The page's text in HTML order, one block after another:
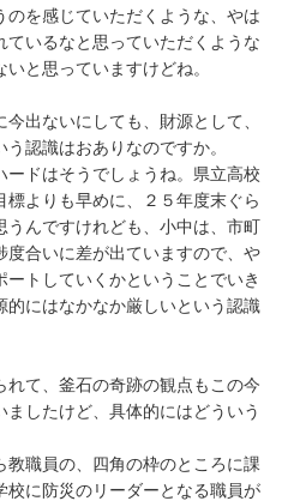
のを感じていただくような、やは
ているなと思っていただくような
と思っていますけどね。
出ないにしても、財源として、
認識はおありなのですか。
ードはそうでしょうね。県立高校
よりも早めに、２５年度末ぐら
うんですけれども、小中は、市町
合いに差が出ていますので、や
トしていくかということでいき
的にはなかなか厳しいという認識
れて、釜石の奇跡の観点もこの今
したけど、具体的にはどういう
教職員の、四角の枠のところに課
に防災のリーダーとなる職員が